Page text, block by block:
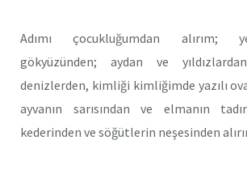
Adımı çocukluğumdan alırım;
gökyüzünden; aydan ve
denizlerden, kimliği kimliğimde yazılı
ayvanın sarısından ve elmanın
kederinden ve söğütlerin neşesinden